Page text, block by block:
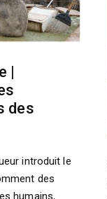
des
introduit le
des